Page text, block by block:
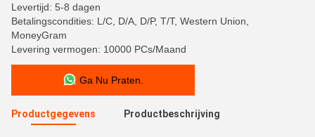
Levertijd: 5-8 dagen
Betalingscondities: L/C, D/A, D/P, T/T, Western Union,
MoneyGram
Levering vermogen: 10000 PCs/Maand
Ga Nu Praten.
Productgegevens Productbeschrijving